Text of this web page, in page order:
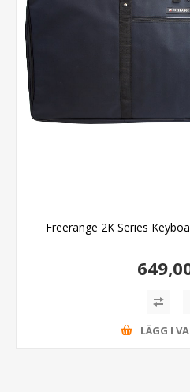
Freerange 2K Series
LÄGG I